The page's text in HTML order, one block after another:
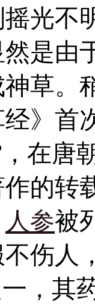
光不
是由
草。
》首
在唐
的转
人参被
伤人
一，